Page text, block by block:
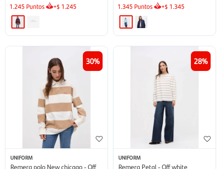
1.245 Puntos +$ 1.245 1.345 Puntos +$ 1.345
30
UNIFORM
Remera polo New chicago - Off
28
UNIFORM
Remera Petal - Off white